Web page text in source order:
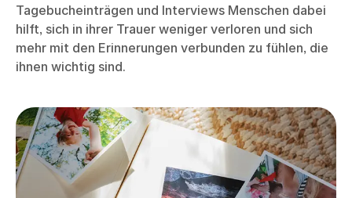
Tagebucheinträgen und Interviews Menschen dabei
hilft, sich in ihrer Trauer weniger verloren und sich
mehr mit den Erinnerungen verbunden zu fühlen, die
ihnen wichtig sind.